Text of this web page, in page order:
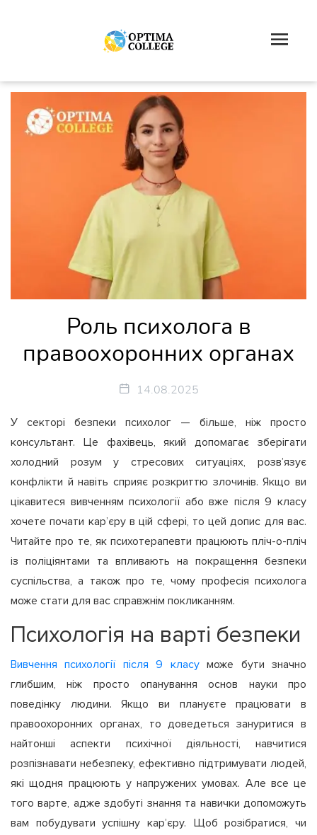
Роль психолога в
правоохоронних органах
14.08.2025
У секторі безпеки психолог — більше, ніж просто
консультант. Це фахівець, який допомагає зберігати
холодний розум у стресових ситуаціях, розв’язує
конфлікти й навіть сприяє розкриттю злочинів. Якщо ви
цікавитеся вивченням психології або вже після 9 класу
хочете почати кар’єру в цій сфері, то цей допис для вас.
Читайте про те, як психотерапевти працюють пліч-о-пліч
із поліціянтами та впливають на покращення безпеки
суспільства, а також про те, чому професія психолога
може стати для вас справжнім покликанням.
Психологія на варті безпеки
Вивчення психології після 9 класуможе бути значно
глибшим, ніж просто опанування основ науки про
поведінку людини. Якщо ви плануєте працювати в
правоохоронних органах, то доведеться зануритися в
найтонші аспекти психічної діяльності, навчитися
розпізнавати небезпеку, ефективно підтримувати людей,
які щодня працюють у напружених умовах. Але все це
того варте, адже здобуті знання та навички допоможуть
вам побудувати успішну кар’єру. Щоб розібратися, чи